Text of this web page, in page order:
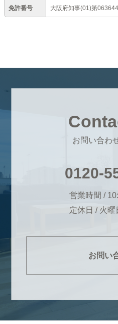
免許番号 大阪府知事(01)第
お問い合わ
0120-
営業時間 /
定休日 / 火曜
お問い